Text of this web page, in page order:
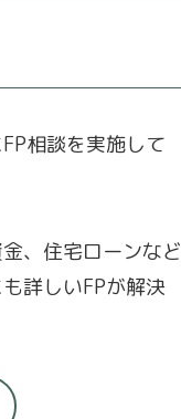
相談を実施して
、住宅ローンなど
詳しいFPが解決